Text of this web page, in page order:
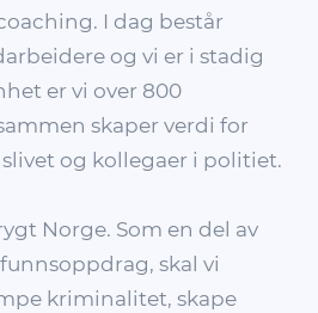
I dag består
og vi er i stadig
er vi over 800
skaper verdi for
og kollegaer i politiet.
Norge. Som en del av
skal vi
kriminalitet, skape